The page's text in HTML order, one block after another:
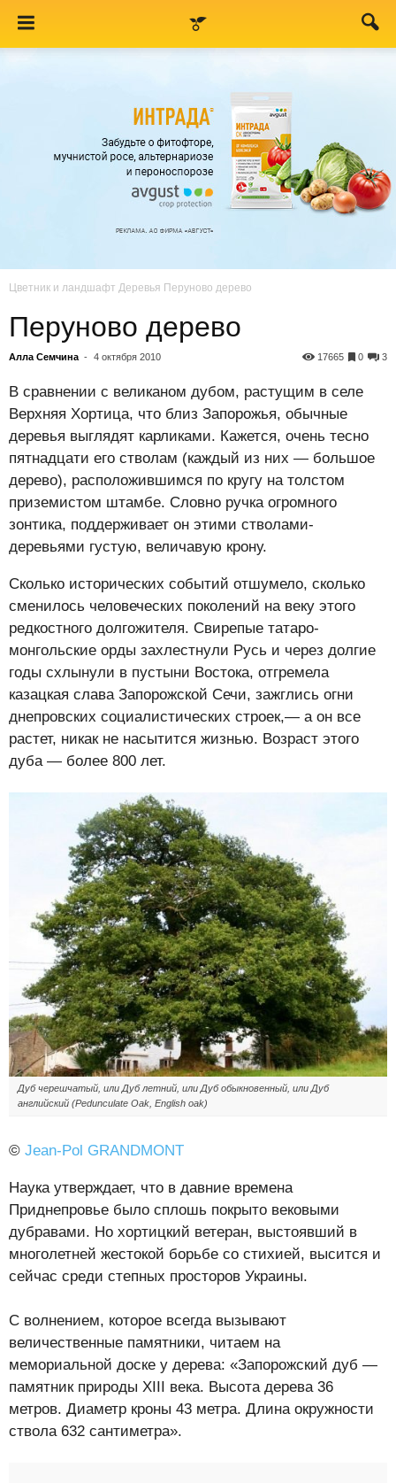
Цветник и ландшафт Деревья Перуново дерево
Перуново дерево
Алла Семчина - 4 октября 2010 3
0
17665
В сравнении с великаном дубом, растущим в селе
Верхняя Хортица, что близ Запорожья, обычные
деревья выглядят карликами. Кажется, очень тесно
пятнадцати его стволам (каждый из них — большое
дерево), расположившимся по кругу на толстом
приземистом штамбе. Словно ручка огромного
зонтика, поддерживает он этими стволами-
деревьями густую, величавую крону.
Сколько исторических событий отшумело, сколько
сменилось человеческих поколений на веку этого
редкостного долгожителя. Свирепые татаро-
монгольские орды захлестнули Русь и через долгие
годы схлынули в пустыни Востока, отгремела
казацкая слава Запорожской Сечи, зажглись огни
днепровских социалистических строек,— а он все
растет, никак не насытится жизнью. Возраст этого
дуба — более 800 лет.
Дуб черешчатый, или Дуб летний, или Дуб обыкновенный, или Дуб
английский (Pedunculate Oak, English oak)
© Jean-Pol GRANDMONT
Наука утверждает, что в давние времена
Приднепровье было сплошь покрыто вековыми
дубравами. Но хортицкий ветеран, выстоявший в
многолетней жестокой борьбе со стихией, высится и
сейчас среди степных просторов Украины.
С волнением, которое всегда вызывают
величественные памятники, читаем на
мемориальной доске у дерева: «Запорожский дуб —
памятник природы XIII века. Высота дерева 36
метров. Диаметр кроны 43 метра. Длина окружности
ствола 632 сантиметра».